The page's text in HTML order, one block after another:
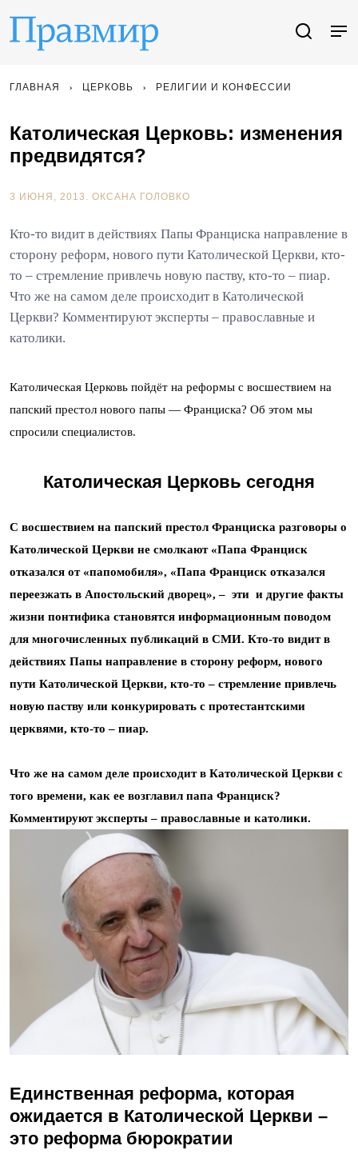
ГЛАВНАЯ ЦЕРКОВЬ РЕЛИГИИ И КОНФЕССИИ
Католическая Церковь: изменения
предвидятся?
3 ИЮНЯ, 2013. ОКСАНА ГОЛОВКО
Кто-то видит в действиях Папы Франциска направление в
сторону реформ, нового пути Католической Церкви, кто-
то – стремление привлечь новую паству, кто-то – пиар.
Что же на самом деле происходит в Католической
Церкви? Комментируют эксперты – православные и
католики.
Католическая Церковь пойдёт на реформы с восшествием на
папский престол нового папы — Франциска? Об этом мы
спросили специалистов.
Католическая Церковь сегодня
С восшествием на папский престол Франциска разговоры о
Католической Церкви не смолкают «Папа Франциск
отказался от «папомобиля», «Папа Франциск отказался
переезжать в Апостольский дворец»,– эти и другие факты
жизни понтифика становятся информационным поводом
для многочисленных публикаций в СМИ. Кто-то видит в
действиях Папы направление в сторону реформ, нового
пути Католической Церкви, кто-то – стремление привлечь
новую паству или конкурировать с протестантскими
церквями, кто-то – пиар.
Что же на самом деле происходит в Католической Церкви с
того времени, как ее возглавил папа Франциск?
Комментируют эксперты – православные и католики.
Единственная реформа, которая
ожидается в Католической Церкви –
это реформа бюрократии